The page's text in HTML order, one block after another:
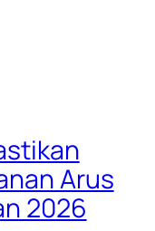
Arus
2026